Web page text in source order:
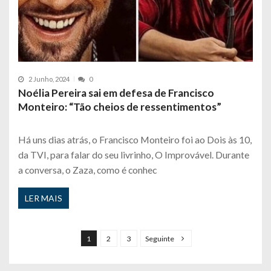
2 Junho, 2024 0
Noélia Pereira sai em defesa de Francisco
Monteiro: “Tão cheios de ressentimentos”
Há uns dias atrás, o Francisco Monteiro foi ao Dois às 10,
da TVI, para falar do seu livrinho, O Improvável. Durante
a conversa, o Zaza, como é conhec
LER MAIS
1 2 3 Seguinte